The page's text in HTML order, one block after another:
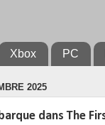
Xbox PC
2025
dans The